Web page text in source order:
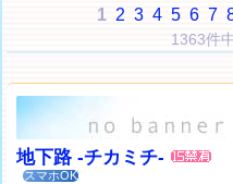
1 2 3 4 5 6 7
1363件
地下路 -チカミチ-
スマホOK